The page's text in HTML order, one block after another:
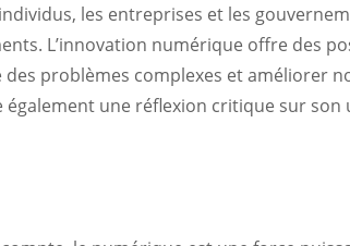
les entreprises et les
L’innovation numérique offre des
problèmes complexes et améliorer
également une réflexion critique sur